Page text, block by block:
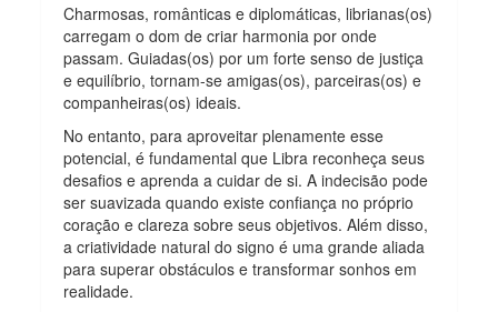
Charmosas, românticas e diplomáticas, librianas(os)
carregam o dom de criar harmonia por onde
passam. Guiadas(os) por um forte senso de justiça
e equilíbrio, tornam-se amigas(os), parceiras(os) e
companheiras(os) ideais.
No entanto, para aproveitar plenamente esse
potencial, é fundamental que Libra reconheça seus
desafios e aprenda a cuidar de si. A indecisão pode
ser suavizada quando existe confiança no próprio
coração e clareza sobre seus objetivos. Além disso,
a criatividade natural do signo é uma grande aliada
para superar obstáculos e transformar sonhos em
realidade.